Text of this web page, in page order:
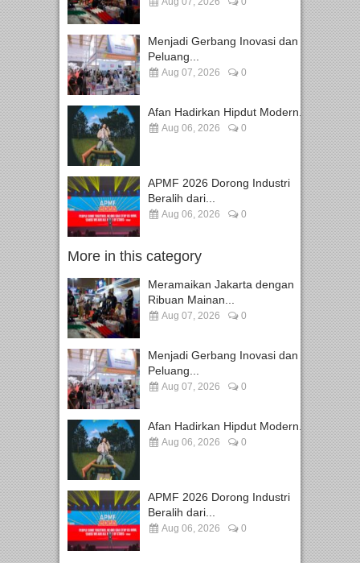
Menjadi Gerbang Inovasi dan
Peluang...
Aug 07, 2026 0
Afan Hadirkan Hipdut Modern...
Aug 06, 2026 0
APMF 2026 Dorong Industri
Beralih dari...
Aug 06, 2026 0
More in this category
Meramaikan Jakarta dengan
Ribuan Mainan...
Aug 07, 2026 0
Menjadi Gerbang Inovasi dan
Peluang...
Aug 07, 2026 0
Afan Hadirkan Hipdut Modern...
Aug 06, 2026 0
APMF 2026 Dorong Industri
Beralih dari...
Aug 06, 2026 0